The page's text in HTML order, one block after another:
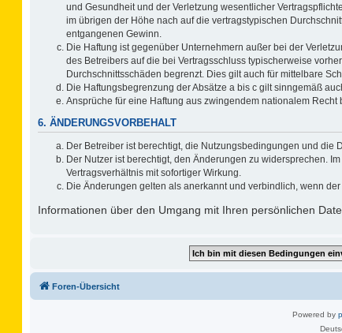
und Gesundheit und der Verletzung wesentlicher
im übrigen der Höhe nach auf die vertragstypischen
entgangenen Gewinn.
Die Haftung ist gegenüber Unternehmern außer bei der
des Betreibers auf die bei Vertragsschluss typischerweise
Durchschnittsschäden begrenzt. Dies gilt auch für mittelbare
Die Haftungsbegrenzung der Absätze a bis c gilt sinngemäß
Ansprüche für eine Haftung aus zwingendem nationalem Recht
6. ÄNDERUNGSVORBEHALT
Der Betreiber ist berechtigt, die Nutzungsbedingungen und
Der Nutzer ist berechtigt, den Änderungen zu widersprechen.
Vertragsverhältnis mit sofortiger Wirkung.
Die Änderungen gelten als anerkannt und verbindlich, wenn
Informationen über den Umgang mit Ihren persönlichen
Foren-Übersicht
Powered by